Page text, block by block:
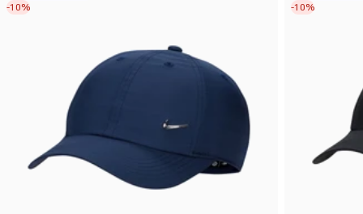
-10%
-10%